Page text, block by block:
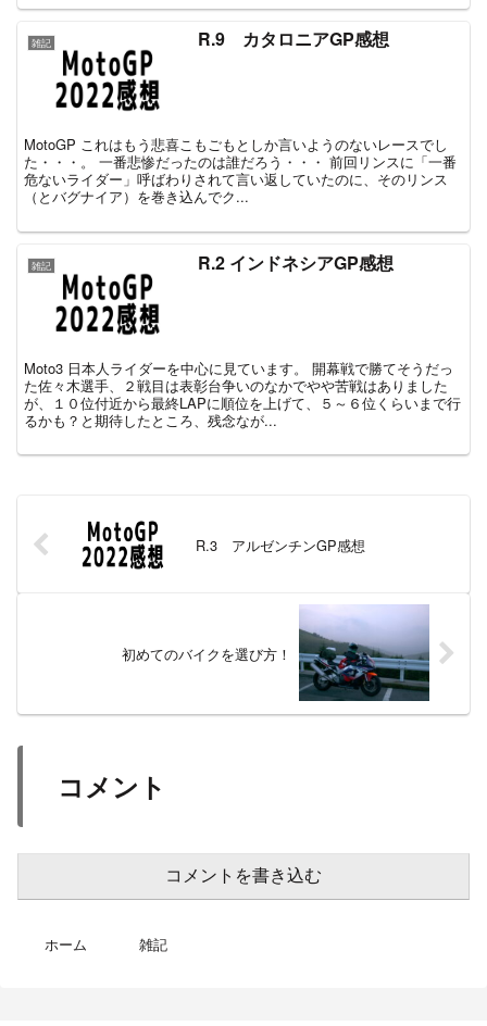
雑記 R.9 カタロニアGP感想
MotoGP これはもう悲喜こもごもとしか言いようのないレースでし
た・・・。 一番悲惨だったのは誰だろう・・・ 前回リンスに「一番
危ないライダー」呼ばわりされて言い返していたのに、そのリンス
（とバグナイア）を巻き込んでク...
雑記 R.2 インドネシアGP感想
Moto3 日本人ライダーを中心に見ています。 開幕戦で勝てそうだっ
た佐々木選手、２戦目は表彰台争いのなかでやや苦戦はありました
が、１０位付近から最終LAPに順位を上げて、５～６位くらいまで行
るかも？と期待したところ、残念なが...
R.3 アルゼンチンGP感想
初めてのバイクを選び方！
コメント
コメントを書き込む
ホーム 雑記